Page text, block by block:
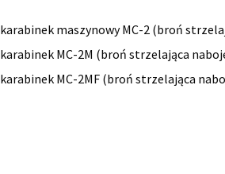
karabinek maszynowy MC-2 (broń
karabinek MC-2M (broń strzelająca
karabinek MC-2MF (broń strzelająca